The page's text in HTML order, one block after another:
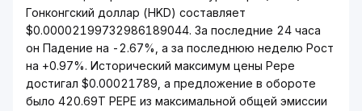
Гонконгский доллар (HKD) составляет
$0.00002199732986189044. За последние 24 часа
он Падение на -2.67%, а за последнюю неделю Рост
на +0.97%. Исторический максимум цены Pepe
достигал $0.00021789, а предложение в обороте
было 420.69T PEPE из максимальной общей эмиссии